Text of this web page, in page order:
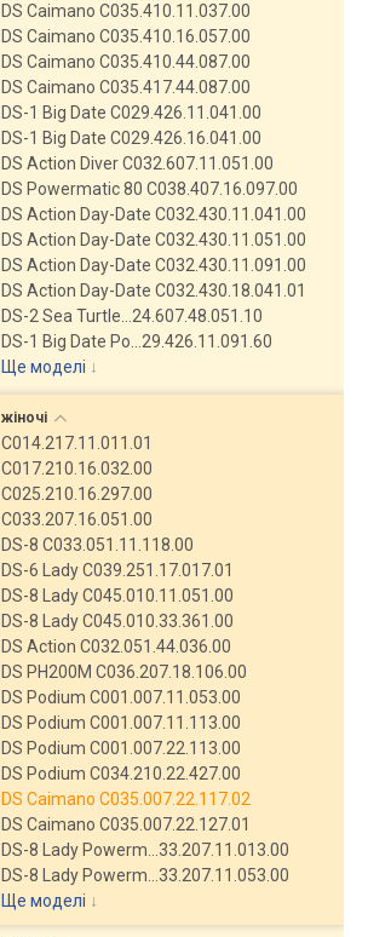
DS Caimano C035.410.11.037.00
DS Caimano C035.410.16.057.00
DS Caimano C035.410.44.087.00
DS Caimano C035.417.44.087.00
DS-1 Big Date C029.426.11.041.00
DS-1 Big Date C029.426.16.041.00
DS Action Diver C032.607.11.051.00
DS Powermatic 80 C038.407.16.097.00
DS Action Day-Date C032.430.11.041.00
DS Action Day-Date C032.430.11.051.00
DS Action Day-Date C032.430.11.091.00
DS Action Day-Date C032.430.18.041.01
DS-2 Sea Turtle…24.607.48.051.10
DS-1 Big Date Po…29.426.11.091.60
Ще моделі ↓
жіночі
C014.217.11.011.01
C017.210.16.032.00
C025.210.16.297.00
C033.207.16.051.00
DS-8 C033.051.11.118.00
DS-6 Lady C039.251.17.017.01
DS-8 Lady C045.010.11.051.00
DS-8 Lady C045.010.33.361.00
DS Action C032.051.44.036.00
DS PH200M C036.207.18.106.00
DS Podium C001.007.11.053.00
DS Podium C001.007.11.113.00
DS Podium C001.007.22.113.00
DS Podium C034.210.22.427.00
DS Caimano C035.007.22.117.02
DS Caimano C035.007.22.127.01
DS-8 Lady Powerm…33.207.11.013.00
DS-8 Lady Powerm…33.207.11.053.00
Ще моделі ↓